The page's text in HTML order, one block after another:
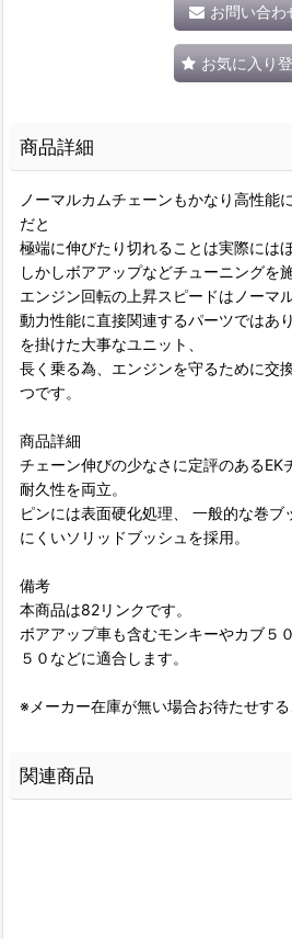
お問い合わ
お気に入り
商品詳細
ノーマルカムチェーンもかなり高性能
だと
極端に伸びたり切れることは実際には
しかしボアアップなどチューニングを
エンジン回転の上昇スピードはノーマ
動力性能に直接関連するパーツではあ
を掛けた大事なユニット、
長く乗る為、エンジンを守るために交
つです。
商品詳細
チェーン伸びの少なさに定評のあるEK
耐久性を両立。
ピンには表面硬化処理、 一般的な巻ブ
にくいソリッドブッシュを採用。
備考
本商品は82リンクです。
ボアアップ車も含むモンキーやカブ５
５０などに適合します。
※メーカー在庫が無い場合お待たせする
関連商品